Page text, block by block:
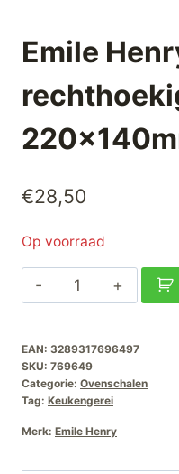
Emile
€28,50
Op voorraad
Emile
Henry
rechthoekig-
220x140mm-
Toscane
aantal
EAN: 3289317696497
SKU: 769649
Categorie: Ovenschalen
Tag: Keukengerei
Merk: Emile Henry